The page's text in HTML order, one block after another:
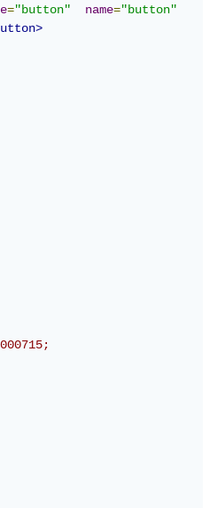
="button" name="button"